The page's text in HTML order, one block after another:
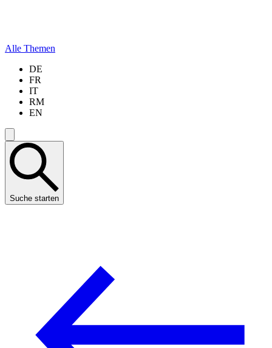
Alle Themen
DE
FR
IT
RM
EN
Suche starten